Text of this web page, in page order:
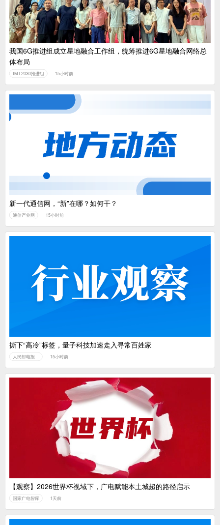
我国6G推进组成立星地融合工作组，统筹推进6G星地融合网络总
体布局
IMT2030推进组 15小时前
新一代通信网，“新”在哪？如何干？
通信产业网 15小时前
撕下“高冷”标签，量子科技加速走入寻常百姓家
人民邮电报 15小时前
【观察】2026世界杯视域下，广电赋能本土城超的路径启示
国家广电智库 1天前